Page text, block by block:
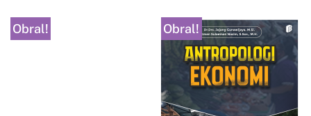
Obral! Obral!